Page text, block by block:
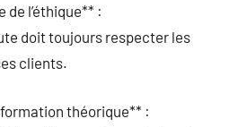
l’éthique** :
doit toujours respecter les
clients.
théorique** :